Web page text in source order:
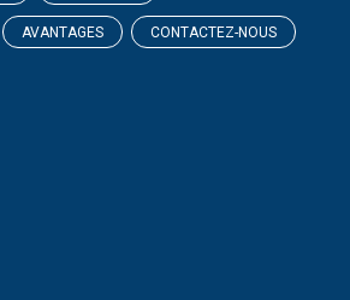
AVANTAGES CONTACTEZ-NOUS